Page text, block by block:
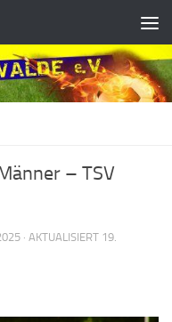
– TSV
· AKTUALISIERT 19.